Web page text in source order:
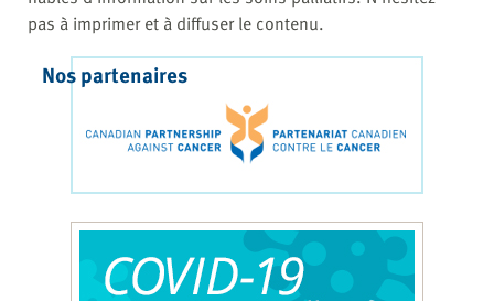
pas à imprimer et à diffuser le contenu.
Nos partenaires